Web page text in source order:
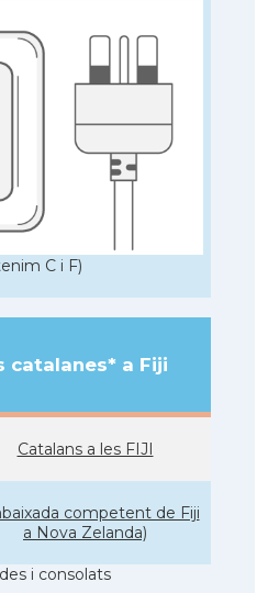
C i F)
catalanes* a Fiji
Catalans a les FIJI
competent de Fiji
a Nova Zelanda)
i consolats